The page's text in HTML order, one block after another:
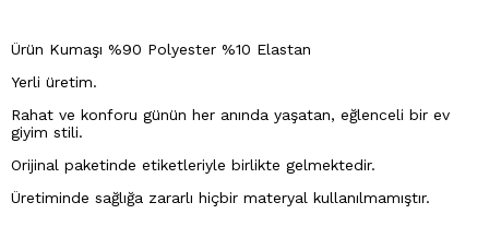
Ürün Kumaşı %90 Polyester %10 Elastan
Yerli üretim.
Rahat ve konforu günün her anında yaşatan, eğlenceli bir ev
giyim stili.
Orijinal paketinde etiketleriyle birlikte gelmektedir.
Üretiminde sağlığa zararlı hiçbir materyal kullanılmamıştır.